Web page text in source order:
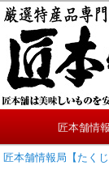
匠
かにやお
ン
メ
サ
匠本舗情
匠本舗情報局【たくじ